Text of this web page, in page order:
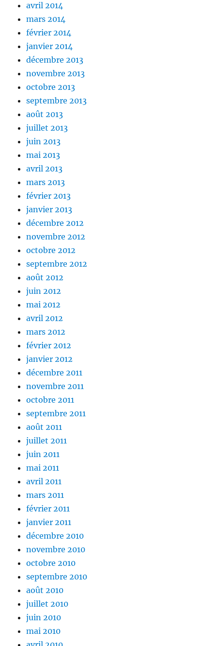
avril 2014
mars 2014
février 2014
janvier 2014
décembre 2013
novembre 2013
octobre 2013
septembre 2013
août 2013
juillet 2013
juin 2013
mai 2013
avril 2013
mars 2013
février 2013
janvier 2013
décembre 2012
novembre 2012
octobre 2012
septembre 2012
août 2012
juin 2012
mai 2012
avril 2012
mars 2012
février 2012
janvier 2012
décembre 2011
novembre 2011
octobre 2011
septembre 2011
août 2011
juillet 2011
juin 2011
mai 2011
avril 2011
mars 2011
février 2011
janvier 2011
décembre 2010
novembre 2010
octobre 2010
septembre 2010
août 2010
juillet 2010
juin 2010
mai 2010